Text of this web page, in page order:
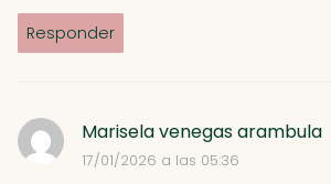
Responder
Marisela venegas arambula
17/01/2026 a las 05:36
v